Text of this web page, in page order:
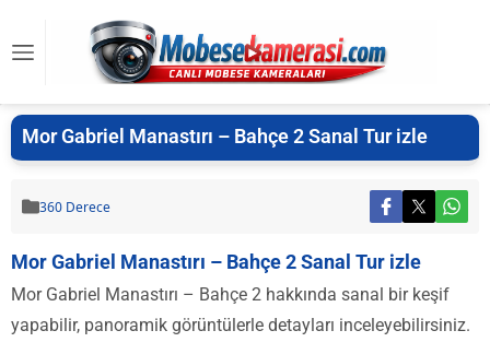
Mor Gabriel Manastırı – Bahçe 2 Sanal Tur izle
360 Derece
Mor Gabriel Manastırı – Bahçe 2 Sanal Tur izle
Mor Gabriel Manastırı – Bahçe 2 hakkında sanal bir keşif
yapabilir, panoramik görüntülerle detayları inceleyebilirsiniz.